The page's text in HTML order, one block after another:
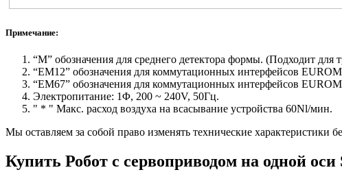
Примечание:
“M” обозначения для среднего детектора формы. (Подходит для
“EM12” обозначения для коммутационных интерфейсов
“EM67” обозначения для коммутационных интерфейсов
Электропитание: 1Φ, 200 ~ 240V, 50Гц.
" * " Макс. расход воздуха на всасывание устройства 60Nl/мин.
Мы оставляем за собой право изменять технические характеристики
Купить Робот с сервоприводом на одной